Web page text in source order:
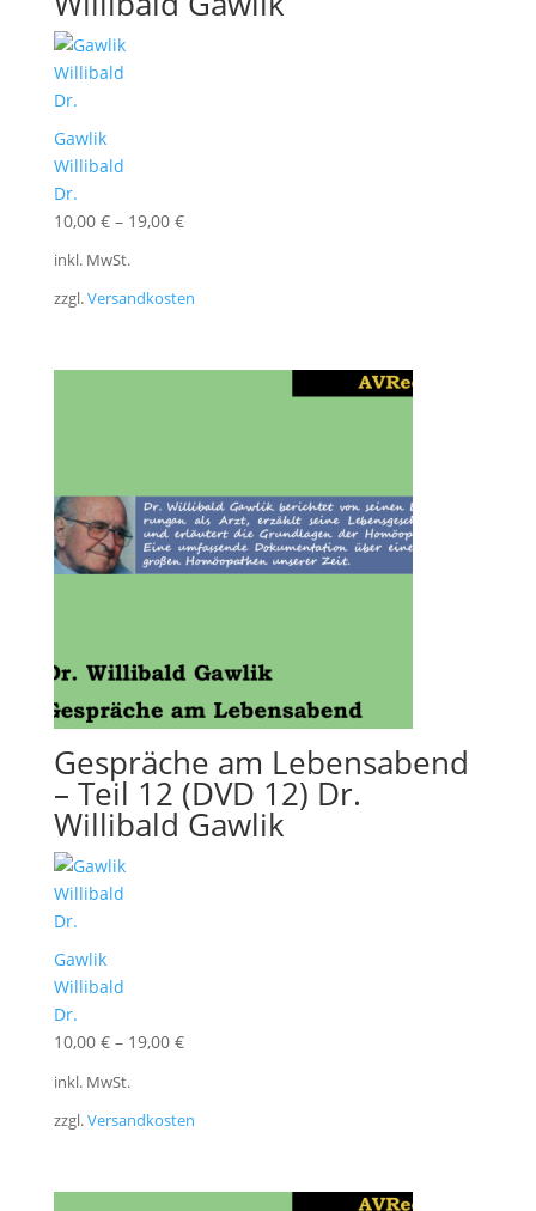
Gawlik
Willibald
Dr.
10,00 €– 19,00 €
inkl. MwSt.
zzgl.Versandkosten
Gespräche am Lebensabend
– Teil 12 (DVD 12) Dr.
Willibald Gawlik
Gawlik
Willibald
Dr.
10,00 €– 19,00 €
inkl. MwSt.
zzgl.Versandkosten